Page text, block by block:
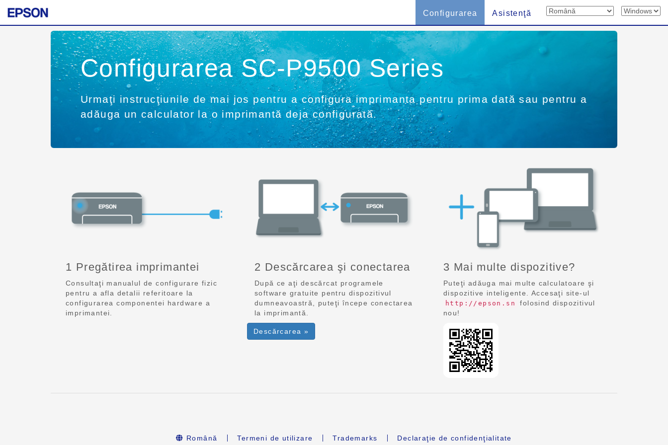
Configurarea Asistenţă
Configurarea SC-P9500 Series
Urmaţi instrucţiunile de mai jos pentru a configura imprimanta pentru prima dată sau pentru a
adăuga un calculator la o imprimantă deja configurată.
1 Pregătirea imprimantei
Consultaţi manualul de configurare fizic
pentru a afla detalii referitoare la
configurarea componentei hardware a
imprimantei.
2 Descărcarea şi conectarea
După ce aţi descărcat programele
software gratuite pentru dispozitivul
dumneavoastră, puteţi începe conectarea
la imprimantă.
Descărcarea »
3 Mai multe dispozitive?
Puteţi adăuga mai multe calculatoare şi
dispozitive inteligente. Accesaţi site-ul
http://epson.sn
folosind dispozitivul
nou!
Română Termeni de utilizare Trademarks Declaraţie de confidenţialitate